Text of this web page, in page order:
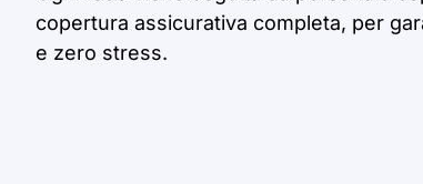
copertura assicurativa completa, per
e zero stress.